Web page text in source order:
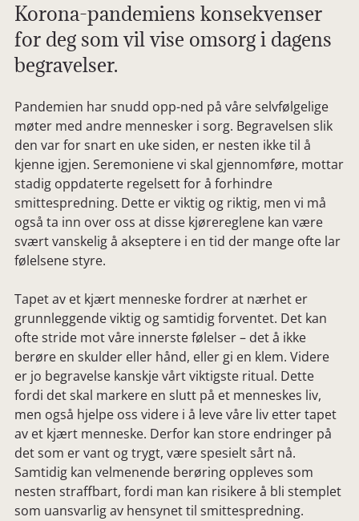
Korona-pandemiens konsekvenser
for deg som vil vise omsorg i dagens
begravelser.
Pandemien har snudd opp-ned på våre selvfølgelige
møter med andre mennesker i sorg. Begravelsen slik
den var for snart en uke siden, er nesten ikke til å
kjenne igjen. Seremoniene vi skal gjennomføre, mottar
stadig oppdaterte regelsett for å forhindre
smittespredning. Dette er viktig og riktig, men vi må
også ta inn over oss at disse kjørereglene kan være
svært vanskelig å akseptere i en tid der mange ofte lar
følelsene styre.
Tapet av et kjært menneske fordrer at nærhet er
grunnleggende viktig og samtidig forventet. Det kan
ofte stride mot våre innerste følelser – det å ikke
berøre en skulder eller hånd, eller gi en klem. Videre
er jo begravelse kanskje vårt viktigste ritual. Dette
fordi det skal markere en slutt på et menneskes liv,
men også hjelpe oss videre i å leve våre liv etter tapet
av et kjært menneske. Derfor kan store endringer på
det som er vant og trygt, være spesielt sårt nå.
Samtidig kan velmenende berøring oppleves som
nesten straffbart, fordi man kan risikere å bli stemplet
som uansvarlig av hensynet til smittespredning.